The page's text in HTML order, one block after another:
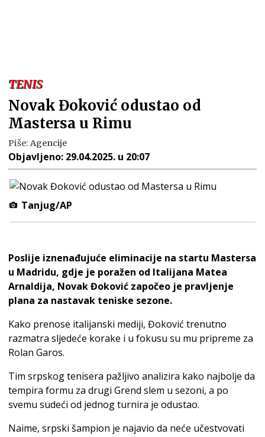
TENIS
Novak Đoković odustao od
Mastersa u Rimu
Piše: Agencije
Objavljeno: 29.04.2025. u 20:07
Tanjug/AP
Poslije iznenađujuće eliminacije na startu Mastersa
u Madridu, gdje je poražen od Italijana Matea
Arnaldija, Novak Đoković započeo je pravljenje
plana za nastavak teniske sezone.
Kako prenose italijanski mediji, Đoković trenutno
razmatra sljedeće korake i u fokusu su mu pripreme za
Rolan Garos.
Tim srpskog tenisera pažljivo analizira kako najbolje da
tempira formu za drugi Grend slem u sezoni, a po
svemu sudeći od jednog turnira je odustao.
Naime, srpski šampion je najavio da neće učestvovati